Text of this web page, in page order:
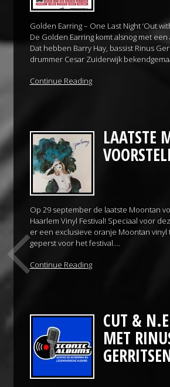
Golden Earring – One Last Night ‘Out
De Golden Earring komt alsnog met
Dat hebben Barry Hay, bassist Rinus
drummer Cesar Zuiderwijk
Continue Reading
LAATSTE
Op 29 september de laatste Moontan
Haarlem Vinyl Festival! Speciaal voor
er een exclusieve oranje Moontan vinyl
geperst voor het festival….
Continue Reading
CUT &
MET